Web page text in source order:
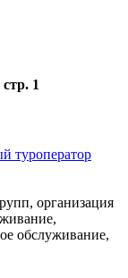
1
туроператор
организация
обслуживание,